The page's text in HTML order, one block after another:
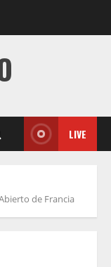
LIVE
de Francia